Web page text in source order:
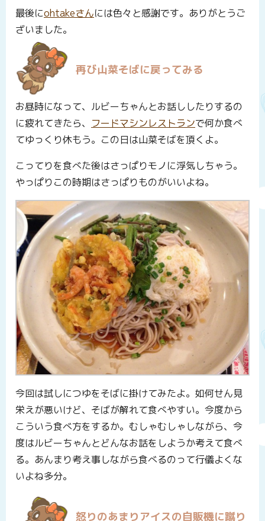
最後にohtakeさんには色々と感謝です。ありがとうご
ざいました。
再び山菜そばに戻ってみる
お昼時になって、ルビーちゃんとお話ししたりするの
に疲れてきたら、 フードマシンレストランで何か食べ
てゆっくり休もう。この日は山菜そばを頂くよ。
こってりを食べた後はさっぱりモノに浮気しちゃう。
やっぱりこの時期はさっぱりものがいいよね。
今回は試しにつゆをそばに掛けてみたよ。如何せん見
栄えが悪いけど、そばが解れて食べやすい。今度から
こういう食べ方をするか。むしゃむしゃしながら、今
度はルビーちゃんとどんなお話をしようか考えて食べ
る。あんまり考え事しながら食べるのって行儀よくな
いよね多分。
怒りのあまりアイスの自販機に蹴り